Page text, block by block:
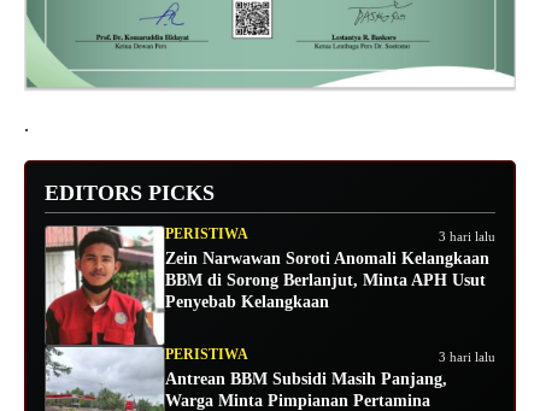
.
EDITORS PICKS
PERISTIWA 3 hari lalu
Zein Narwawan Soroti Anomali Kelangkaan
BBM di Sorong Berlanjut, Minta APH Usut
Penyebab Kelangkaan
PERISTIWA 3 hari lalu
Antrean BBM Subsidi Masih Panjang,
Warga Minta Pimpianan Pertamina